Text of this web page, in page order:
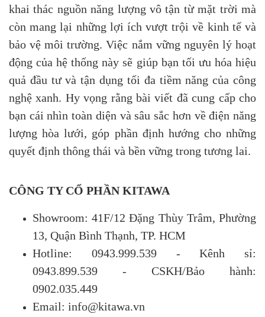
khai thác nguồn năng lượng vô tận từ mặt trời mà
còn mang lại những lợi ích vượt trội về kinh tế và
bảo vệ môi trường. Việc nắm vững nguyên lý hoạt
động của hệ thống này sẽ giúp bạn tối ưu hóa hiệu
quả đầu tư và tận dụng tối đa tiềm năng của công
nghệ xanh. Hy vọng rằng bài viết đã cung cấp cho
bạn cái nhìn toàn diện và sâu sắc hơn về điện năng
lượng hòa lưới, góp phần định hướng cho những
quyết định thông thái và bền vững trong tương lai.
CÔNG TY CỔ PHẦN KITAWA
Showroom: 41F/12 Đặng Thùy Trâm, Phường
13, Quận Bình Thạnh, TP. HCM
Hotline: 0943.999.539 - Kênh sỉ:
0943.899.539 - CSKH/Bảo hành:
0902.035.449
Email: info@kitawa.vn